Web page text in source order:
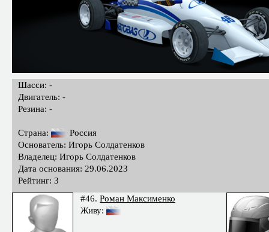
Шасси: -
Двигатель: -
Резина: -
Страна:
Россия
Основатель: Игорь Солдатенков
Владелец: Игорь Солдатенков
Дата основания: 29.06.2023
Рейтинг: 3
#46. Роман Максименко
Живу: